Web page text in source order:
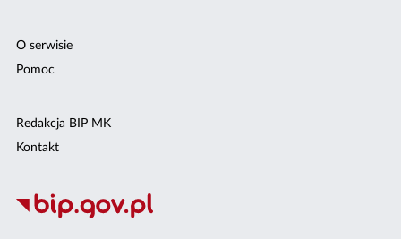
O serwisie
Pomoc
Redakcja BIP MK
Kontakt